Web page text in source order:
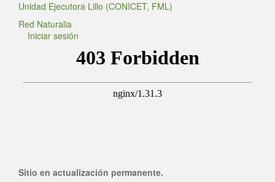
Unidad Ejecutora Lillo (CONICET, FML)
Red Naturalia
Iniciar sesión
Sitio en actualización permanente.